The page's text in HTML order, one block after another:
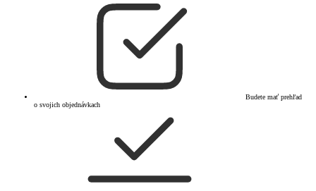
Budete mať prehľad
o svojich objednávkach